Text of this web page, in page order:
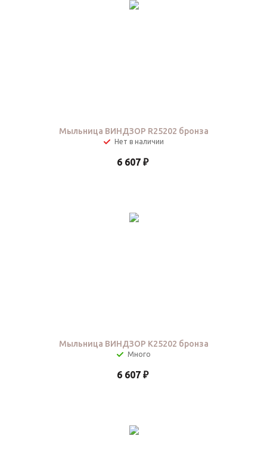
Мыльница ВИНДЗОР R25202 бронза
Нет в наличии
6 607 ₽
Мыльница ВИНДЗОР K25202 бронза
6 607 ₽